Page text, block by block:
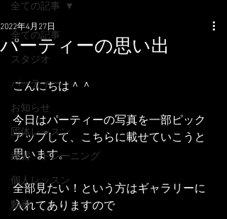
全ての記事
スタジオ
パーティー
お知らせ
団体レッスン
練習・トレーニング
個人レッスン
動画
全ての記事
パーティーの思い出
2022年4月27日
こんにちは＾＾
今日はパーティーの写真を一部ピック
アップして、こちらに載せていこうと
思います。
全部見たい！という方はギャラリーに
入れてありますので